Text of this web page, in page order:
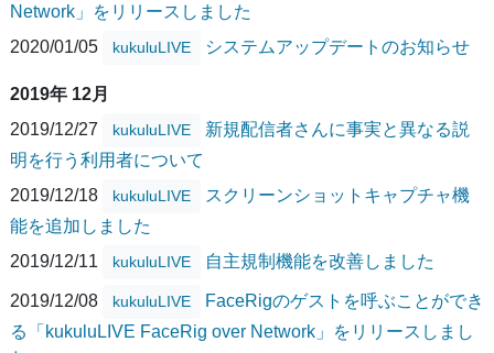
Network」をリリースしました
2020/01/05
kukuluLIVE システムアップデートのお知らせ
2019年 12月
2019/12/27
kukuluLIVE
新規配信者さんに事実と異なる説
明を行う利用者について
2019/12/18
kukuluLIVE
スクリーンショットキャプチャ機
能を追加しました
2019/12/11
kukuluLIVE 自主規制機能を改善しました
2019/12/08 kukuluLIVE
FaceRigのゲストを呼ぶことができ
る「kukuluLIVE FaceRig over Network」をリリースしまし